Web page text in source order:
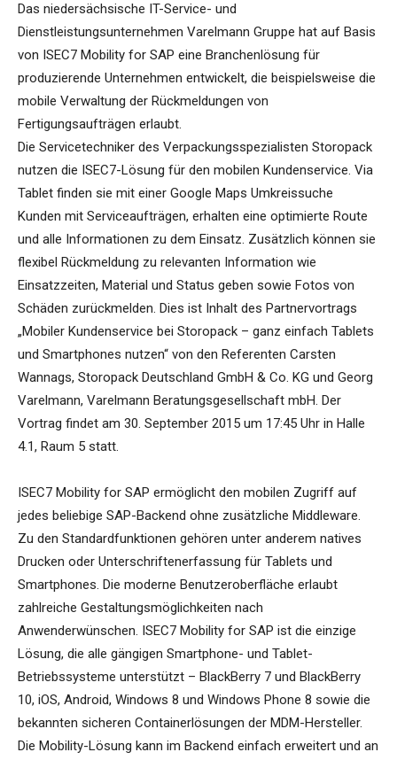
Das niedersächsische IT-Service- und
Dienstleistungsunternehmen Varelmann Gruppe hat auf Basis
von ISEC7 Mobility for SAP eine Branchenlösung für
produzierende Unternehmen entwickelt, die beispielsweise die
mobile Verwaltung der Rückmeldungen von
Fertigungsaufträgen erlaubt.
Die Servicetechniker des Verpackungsspezialisten Storopack
nutzen die ISEC7-Lösung für den mobilen Kundenservice. Via
Tablet finden sie mit einer Google Maps Umkreissuche
Kunden mit Serviceaufträgen, erhalten eine optimierte Route
und alle Informationen zu dem Einsatz. Zusätzlich können sie
flexibel Rückmeldung zu relevanten Information wie
Einsatzzeiten, Material und Status geben sowie Fotos von
Schäden zurückmelden. Dies ist Inhalt des Partnervortrags
„Mobiler Kundenservice bei Storopack – ganz einfach Tablets
und Smartphones nutzen“ von den Referenten Carsten
Wannags, Storopack Deutschland GmbH & Co. KG und Georg
Varelmann, Varelmann Beratungsgesellschaft mbH. Der
Vortrag findet am 30. September 2015 um 17:45 Uhr in Halle
4.1, Raum 5 statt.
ISEC7 Mobility for SAP ermöglicht den mobilen Zugriff auf
jedes beliebige SAP-Backend ohne zusätzliche Middleware.
Zu den Standardfunktionen gehören unter anderem natives
Drucken oder Unterschriftenerfassung für Tablets und
Smartphones. Die moderne Benutzeroberfläche erlaubt
zahlreiche Gestaltungsmöglichkeiten nach
Anwenderwünschen. ISEC7 Mobility for SAP ist die einzige
Lösung, die alle gängigen Smartphone- und Tablet-
Betriebssysteme unterstützt – BlackBerry 7 und BlackBerry
10, iOS, Android, Windows 8 und Windows Phone 8 sowie die
bekannten sicheren Containerlösungen der MDM-Hersteller.
Die Mobility-Lösung kann im Backend einfach erweitert und an